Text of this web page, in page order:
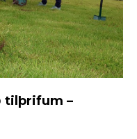
tilþrifum –